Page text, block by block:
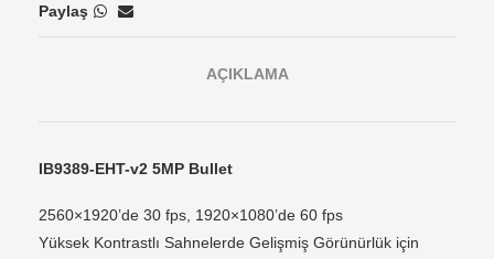
Paylaş
AÇIKLAMA
IB9389-EHT-v2 5MP Bullet
2560×1920’de 30 fps, 1920×1080’de 60 fps
Yüksek Kontrastlı Sahnelerde Gelişmiş Görünürlük için